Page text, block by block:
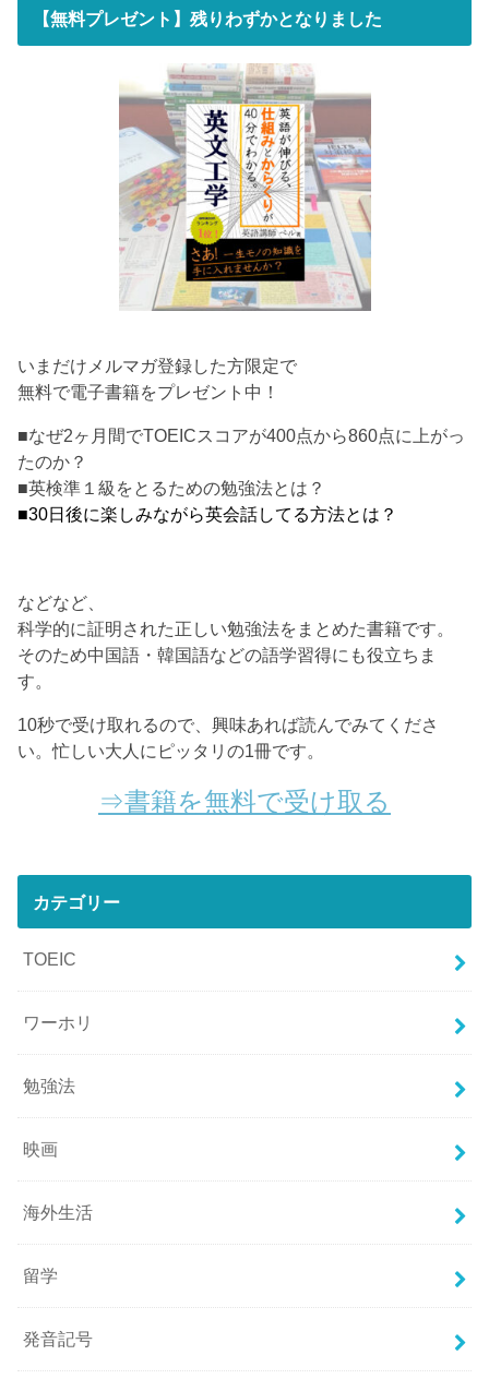
【無料プレゼント】残りわずかとなりました
いまだけメルマガ登録した方限定で
無料で電子書籍をプレゼント中！
■なぜ2ヶ月間でTOEICスコアが400点から860点に上がっ
たのか？
■英検準１級をとるための勉強法とは？
■30日後に楽しみながら英会話してる方法とは？
などなど、
科学的に証明された正しい勉強法をまとめた書籍です。
そのため中国語・韓国語などの語学習得にも役立ちま
す。
10秒で受け取れるので、興味あれば読んでみてくださ
い。忙しい大人にピッタリの1冊です。
⇒書籍を無料で受け取る
カテゴリー
TOEIC
ワーホリ
勉強法
映画
海外生活
留学
発音記号